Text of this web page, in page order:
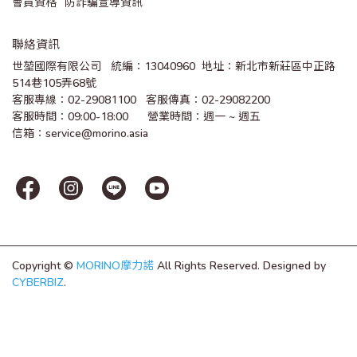
聯絡資訊
世堃國際有限公司   統編：13040960  地址：新北市新莊區中正路
514巷105弄68號
客服專線：02-29081100   客服傳真：02-29082200
客服時間：09:00-18:00      營業時間：週一 ~ 週五
信箱：service@morino.asia
Copyright © MORINO摩力諾 All Rights Reserved. Designed by
CYBERBIZ.